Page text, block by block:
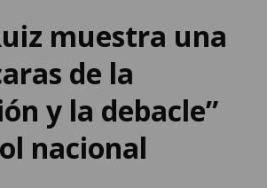
muestra una
de la
y la debacle”
nacional